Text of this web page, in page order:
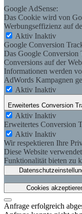
Google AdSense:
Das Cookie wird von
Werbungseffizienz auf
Aktiv Inaktiv
Google Conversion
Das Google
Conversions auf der
Informationen werden
AdWords Kampagnen
Aktiv Inaktiv
Erweitertes Conversion
Aktiv Inaktiv
Erweitertes Conversion
Aktiv Inaktiv
Wir respektieren Ihre
Diese Website
Funktionalität bieten zu
Cookies
Anfrage erfolgreich